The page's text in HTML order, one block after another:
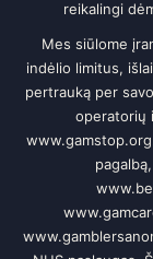
reikalingi
Mes siūlome
indėlio limitus,
pertrauką per
operatorių